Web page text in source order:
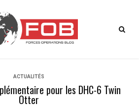
ACTUALITÉS
pour les DHC-6 Twin
Otter